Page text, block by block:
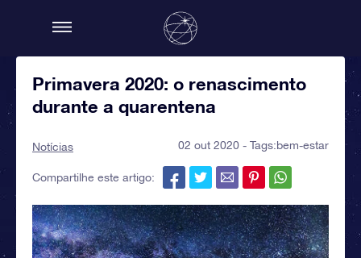
Primavera 2020: o renascimento
durante a quarentena
Notícias 02 out 2020 - Tags:bem-estar
Compartilhe este artigo: